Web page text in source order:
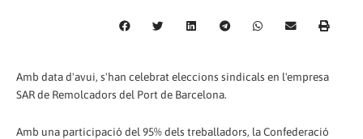
Amb data d'avui, s'han celebrat eleccions sindicals en l'empresa
SAR de Remolcadors del Port de Barcelona.
Amb una participació del 95% dels treballadors, la Confederació